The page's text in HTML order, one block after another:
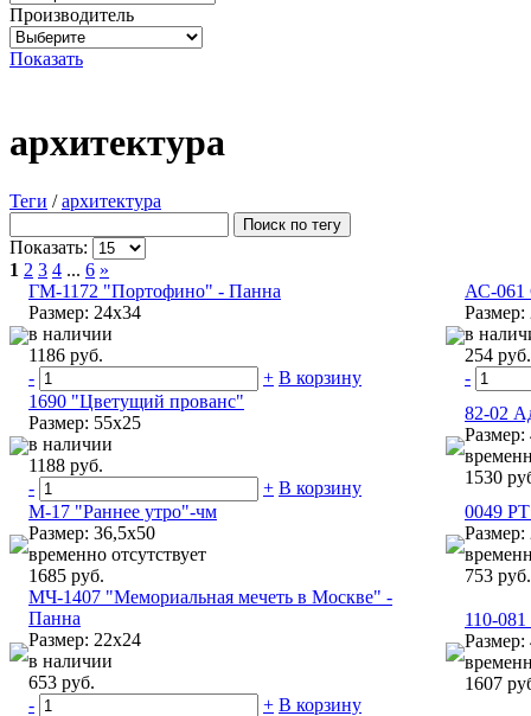
Производитель
Показать
архитектура
Теги /архитектура
Показать:
1 2 3 4 ... 6 »
ГМ-1172 "Портофино" - Панна
Размер: 24х34
в наличии
1186 руб.
-
+ В корзину
АС-061
Размер:
в
254 руб.
-
1690 "Цветущий прованс"
Размер: 55х25
в наличии
1188 руб.
-
+ В корзину
82-02
Размер:
1530
М-17 "Раннее утро"-чм
Размер: 36,5х50
временно отсутствует
1685 руб.
0049
Размер:
753 руб.
МЧ-1407 "Мемориальная мечеть в Москве" -
Панна
Размер: 22х24
в наличии
653 руб.
-
+ В корзину
110-
Размер:
1607